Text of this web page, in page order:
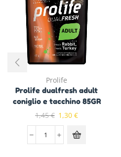
Prolife
Prolife dualfresh adult
coniglio e tacchino 85GR
1,45€ 1,30 €